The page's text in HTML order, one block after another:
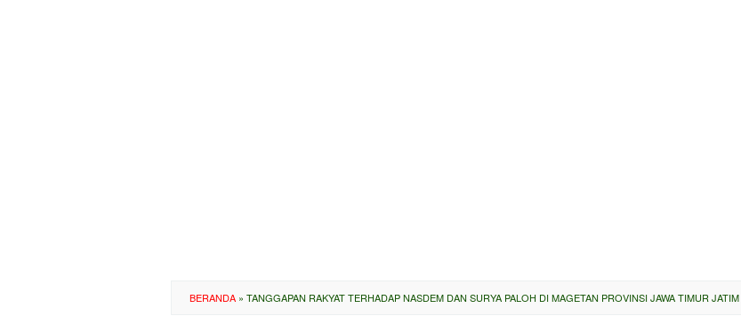
BERANDA » TANGGAPAN RAKYAT TERHADAP NASDEM DAN SURYA PALOH DI MAGETAN PROVINSI JAWA TIMUR JATIM